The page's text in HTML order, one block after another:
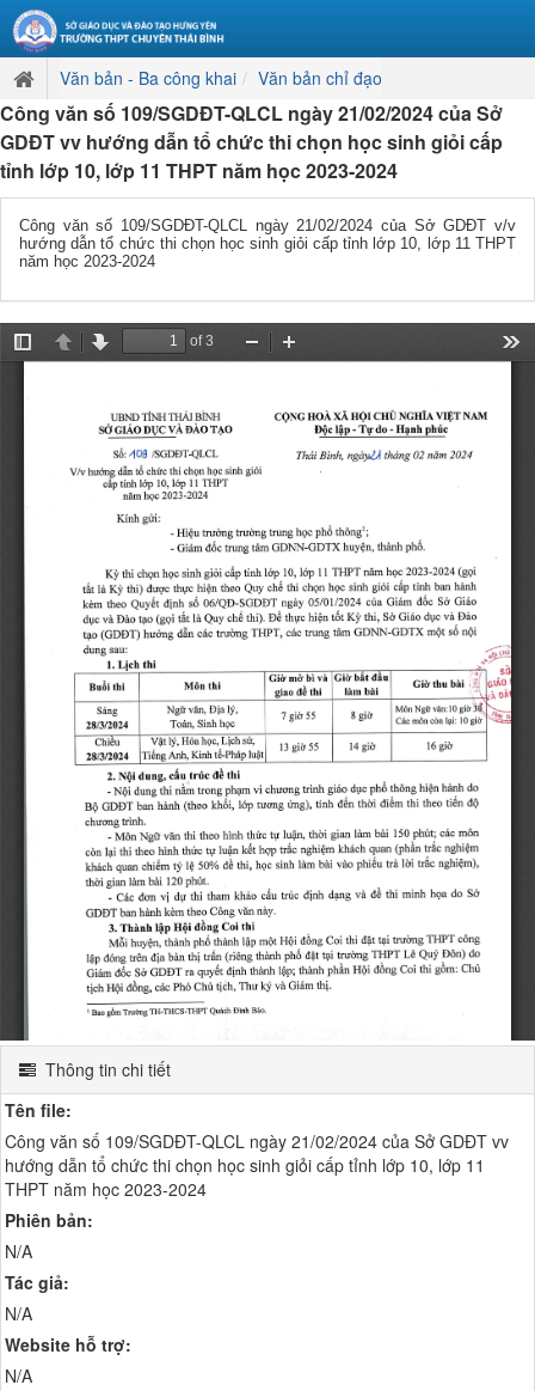
Văn bản - Ba công khai Văn bản chỉ đạo
Công văn số 109/SGDĐT-QLCL ngày 21/02/2024 của Sở
GDĐT vv hướng dẫn tổ chức thi chọn học sinh giỏi cấp
tỉnh lớp 10, lớp 11 THPT năm học 2023-2024
Công văn số 109/SGDĐT-QLCL ngày 21/02/2024 của Sở GDĐT v/v
hướng dẫn tổ chức thi chọn học sinh giỏi cấp tỉnh lớp 10, lớp 11 THPT
năm học 2023-2024
Thông tin chi tiết
Tên file:
Công văn số 109/SGDĐT-QLCL ngày 21/02/2024 của Sở GDĐT vv
hướng dẫn tổ chức thi chọn học sinh giỏi cấp tỉnh lớp 10, lớp 11
THPT năm học 2023-2024
Phiên bản:
N/A
Tác giả:
N/A
Website hỗ trợ:
N/A